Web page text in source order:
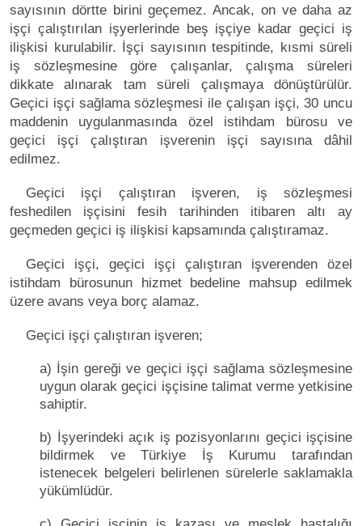
sayısının dörtte birini geçemez. Ancak, on ve daha az
işçi çalıştırılan işyerlerinde beş işçiye kadar geçici iş
ilişkisi kurulabilir. İşçi sayısının tespitinde, kısmi süreli
iş sözleşmesine göre çalışanlar, çalışma süreleri
dikkate alınarak tam süreli çalışmaya dönüştürülür.
Geçici işçi sağlama sözleşmesi ile çalışan işçi, 30 uncu
maddenin uygulanmasında özel istihdam bürosu ve
geçici işçi çalıştıran işverenin işçi sayısına dâhil
edilmez.
Geçici işçi çalıştıran işveren, iş sözleşmesi
feshedilen işçisini fesih tarihinden itibaren altı ay
geçmeden geçici iş ilişkisi kapsamında çalıştıramaz.
Geçici işçi, geçici işçi çalıştıran işverenden özel
istihdam bürosunun hizmet bedeline mahsup edilmek
üzere avans veya borç alamaz.
Geçici işçi çalıştıran işveren;
a) İşin gereği ve geçici işçi sağlama sözleşmesine
uygun olarak geçici işçisine talimat verme yetkisine
sahiptir.
b) İşyerindeki açık iş pozisyonlarını geçici işçisine
bildirmek ve Türkiye İş Kurumu tarafından
istenecek belgeleri belirlenen sürelerle saklamakla
yükümlüdür.